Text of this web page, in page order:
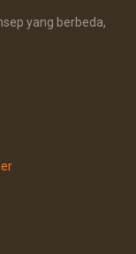
yang berbeda,